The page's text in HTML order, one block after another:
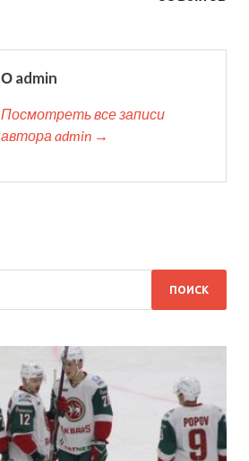
О admin
Посмотреть все записи
автора admin →